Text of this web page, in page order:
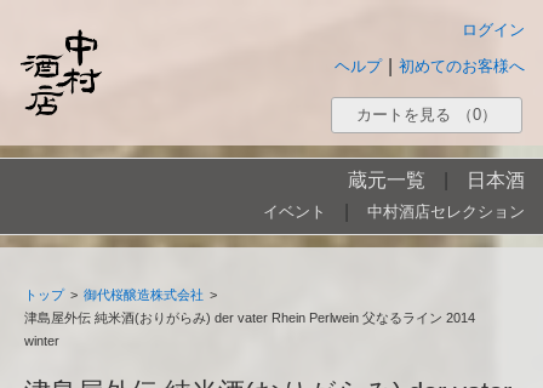
ログイン
初めてのお客様へ
ヘルプ
カートを見る （0）
蔵元一覧 日本酒
イベント 中村酒店セレクション
トップ > 御代桜醸造株式会社 >
津島屋外伝 純米酒(おりがらみ) der vater Rhein Perlwein 父なるライン 2014
winter